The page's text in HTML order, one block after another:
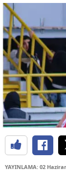
YAYINLAMA: 02